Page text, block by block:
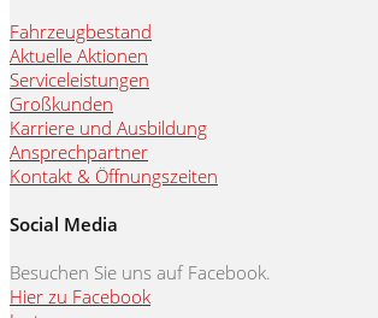
Fahrzeugbestand
Aktuelle Aktionen
Serviceleistungen
Großkunden
Karriere und Ausbildung
Ansprechpartner
Kontakt & Öffnungszeiten
Social Media
Besuchen Sie uns auf Facebook.
Hier zu Facebook